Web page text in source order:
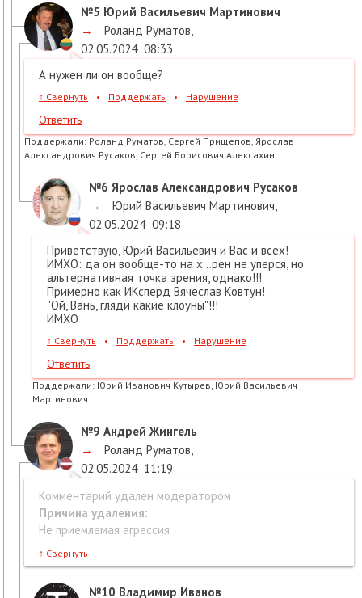
№5 Юрий Васильевич Мартинович
→
Роланд Руматов
02.05.2024 08:33
А нужен ли он вообще?
↑ Свернуть • Поддержать • Нарушение
Ответить
Поддержали: Роланд Руматов, Сергей Прищепов, Ярослав
Александрович Русаков, Сергей Борисович Алексахин
№6 Ярослав Александрович Русаков
→
Юрий Васильевич Мартинович
02.05.2024 09:18
Приветствую, Юрий Васильевич и Вас и всех!
ИМХО: да он вообще-то на х...рен не уперся, но
альтернативная точка зрения, однако!!!
Примерно как ИКсперд Вячеслав Ковтун!
"Ой, Вань, гляди какие клоуны"!!!
ИМХО
↑ Свернуть • Поддержать • Нарушение
Ответить
Поддержали: Юрий Иванович Кутырев, Юрий Васильевич
Мартинович
№9 Андрей Жингель
→
Роланд Руматов
02.05.2024 11:19
Комментарий удален модератором
Причина удаления:
Не приемлемая агрессия
↑ Свернуть
№10 Владимир Иванов